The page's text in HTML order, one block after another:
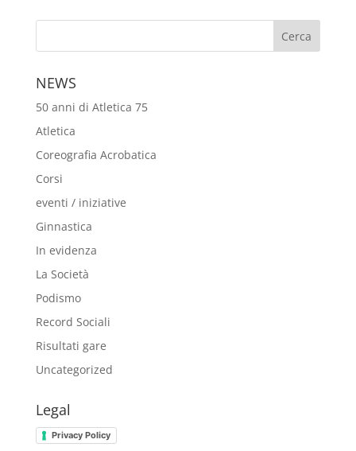
NEWS
50 anni di Atletica 75
Atletica
Coreografia Acrobatica
Corsi
eventi / iniziative
Ginnastica
In evidenza
La Società
Podismo
Record Sociali
Risultati gare
Uncategorized
Legal
Privacy Policy